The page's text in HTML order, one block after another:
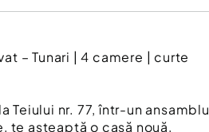
– Tunari | 4 camere | curte
Teiului nr. 77, într-un ansamblu
te așteaptă o casă nouă,